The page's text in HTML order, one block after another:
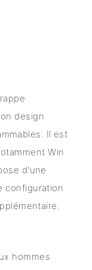
design
Il est
Win
d'une
configuration
hommes